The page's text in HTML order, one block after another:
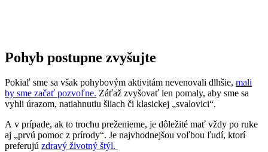
Pohyb postupne zvyšujte
Pokiaľ sme sa však pohybovým aktivitám nevenovali dlhšie, mali
by sme začať pozvoľne. Záťaž zvyšovať len pomaly, aby sme sa
vyhli úrazom, natiahnutiu šliach či klasickej „svalovici“.
A v prípade, ak to trochu preženieme, je dôležité mať vždy po ruke
aj „prvú pomoc z prírody“. Je najvhodnejšou voľbou ľudí, ktorí
preferujú zdravý životný štýl.